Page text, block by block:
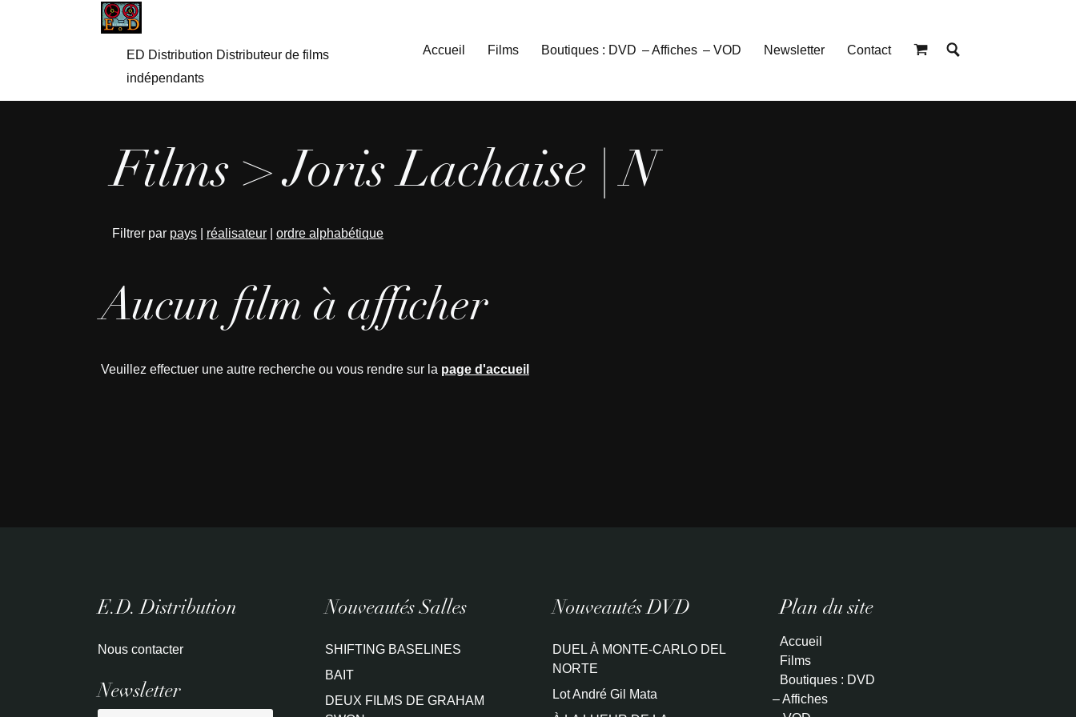
ED Distribution Distributeur de films
indépendants
Accueil Films Boutiques : DVD – Affiches – VOD Newsletter Contact
Films > Joris Lachaise | N
Filtrer par pays réalisateur ordre alphabétique
Aucun film à afficher
Veuillez effectuer une autre recherche ou vous rendre sur la page d'accueil
E.D. Distribution
Nous contacter
Newsletter
Nouveautés Salles
SHIFTING BASELINES
BAIT
DEUX FILMS DE GRAHAM
Nouveautés DVD
DUEL À MONTE-CARLO DEL
NORTE
Lot André Gil Mata
Plan du site
Accueil
Films
Boutiques : DVD
– Affiches